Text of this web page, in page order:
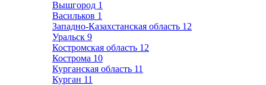
Вышгород 1
Васильков 1
Западно-Казахстанская область 12
Уральск 9
Костромская область 12
Кострома 10
Курганская область 11
Курган 11